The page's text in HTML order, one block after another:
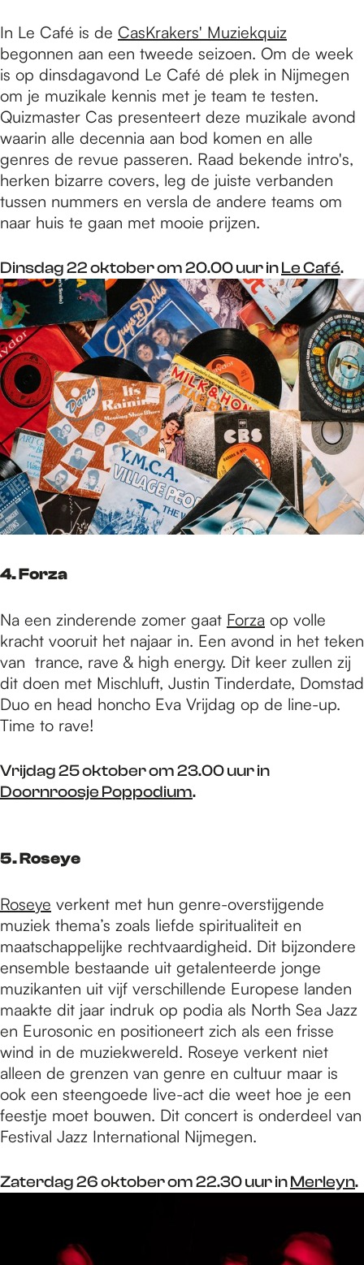
In Le Café is de CasKrakers' Muziekquiz
begonnen aan een tweede seizoen. Om de week
is op dinsdagavond Le Café dé plek in Nijmegen
om je muzikale kennis met je team te testen.
Quizmaster Cas presenteert deze muzikale avond
waarin alle decennia aan bod komen en alle
genres de revue passeren. Raad bekende intro's,
herken bizarre covers, leg de juiste verbanden
tussen nummers en versla de andere teams om
naar huis te gaan met mooie prijzen.
Dinsdag 22 oktober om 20.00 uur inLe Café.
4. Forza
Na een zinderende zomer gaat Forza op volle
kracht vooruit het najaar in. Een avond in het teken
van trance, rave & high energy. Dit keer zullen zij
dit doen met Mischluft, Justin Tinderdate, Domstad
Duo en head honcho Eva Vrijdag op de line-up.
Time to rave!
Vrijdag 25 oktober om 23.00 uur in
Doornroosje Poppodium.
5. Roseye
Roseye verkent met hun genre-overstijgende
muziek thema’s zoals liefde spiritualiteit en
maatschappelijke rechtvaardigheid. Dit bijzondere
ensemble bestaande uit getalenteerde jonge
muzikanten uit vijf verschillende Europese landen
maakte dit jaar indruk op podia als North Sea Jazz
en Eurosonic en positioneert zich als een frisse
wind in de muziekwereld. Roseye verkent niet
alleen de grenzen van genre en cultuur maar is
ook een steengoede live-act die weet hoe je een
feestje moet bouwen. Dit concert is onderdeel van
Festival Jazz International Nijmegen.
Zaterdag 26 oktober om 22.30 uur inMerleyn.